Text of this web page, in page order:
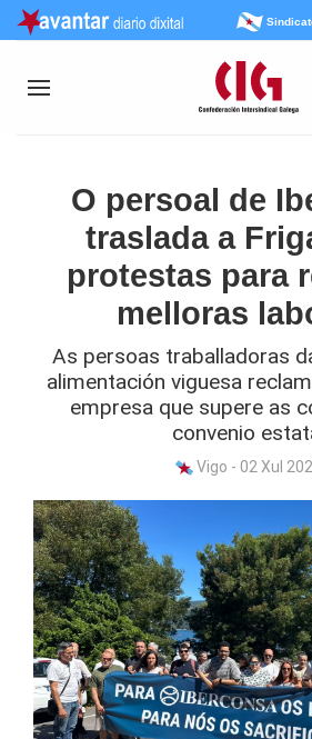
O persoal de
traslada a
protestas para
melloras
As persoas traballadoras
alimentación viguesa
empresa que supere as
convenio
Vigo - 02 Xul